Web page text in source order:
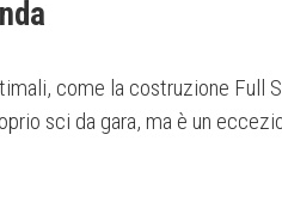
come la costruzione Full
sci da gara, ma è un